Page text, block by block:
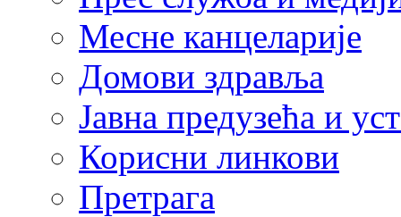
Месне канцеларије
Домови здравља
Јавна предузећа и
Корисни линкови
Претрага